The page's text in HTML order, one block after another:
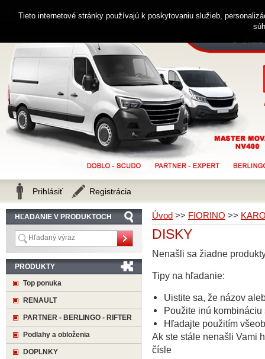
Úvod >> FIORINO >>
DISKY
Nenašli sa žiadne
Tipy na hľadanie:
Uistite sa, že názov
Použite inú
Hľadajte použitím
Ak ste stále nenašli Vami
čísle
HĽADANIE V PRODUKTOCH
PRODUKTY
Top ponuka
RENAULT
PARTNER - BERLINGO - RIFTER
Podlahy a obloženia
DOPLNKY
Zákaznícka linka 0914 238 482
Prihlásiť Registrácia
Tieto internetové stránky používajú k poskytovaniu služieb,